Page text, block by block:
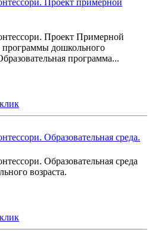
Проект примерной
Проект Примерной
программы дошкольного
программа...
Образовательная среда.
Образовательная среда
возраста.